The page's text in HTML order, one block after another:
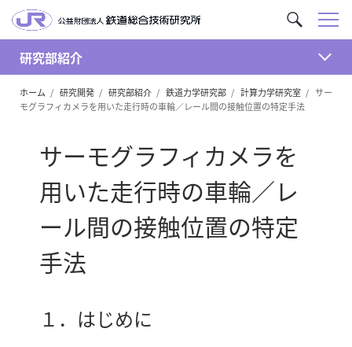
サ
イ
内
を
メ
ー
研究部紹介
開
ホーム 研究開発 研究部紹介 鉄道力学研究部 計算力学研究室
サー
モグラフィカメラを用いた走行時の車輪／レール間の接触位置の特定手法
サーモグラフィカメラを
用いた走行時の車輪／レ
ール間の接触位置の特定
手法
１．はじめに